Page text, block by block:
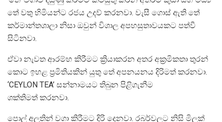
තේ වතු හිමියන්ට රජය උදව් කරනවා. වැසී ගොස් ඇති තේ
කර්මාන්තශාලා නිසා ඔවුන් විශාල අපහසුතාවයකට පත්වී
සිටිනවා.
ඒවා නැවත ආරම්භ කිරීමට ක්‍රියාකරන අතර අක්‍රමිකතා තුරන්
කොට ඉහළ ප්‍රමිතියකින් යුතු තේ අපනයනය දිරිමත් කරනවා.
‘CEYLON TEA’ සන්නාමයට තිබුන පිළිගැනීම
ශක්තිමත් කරනවා.
පොල් අලුතින් වගා කිරීමට දිරි දෙනවා. රබර්වලට නිසි මිලක්